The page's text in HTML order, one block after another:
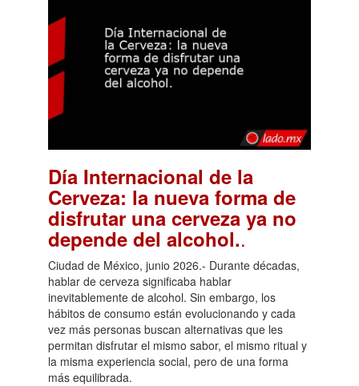
Día Internacional de la
Cerveza: la nueva forma de
disfrutar una cerveza ya no
depende del alcohol..
Ciudad de México, junio 2026.- Durante décadas,
hablar de cerveza significaba hablar
inevitablemente de alcohol. Sin embargo, los
hábitos de consumo están evolucionando y cada
vez más personas buscan alternativas que les
permitan disfrutar el mismo sabor, el mismo ritual y
la misma experiencia social, pero de una forma
más equilibrada.